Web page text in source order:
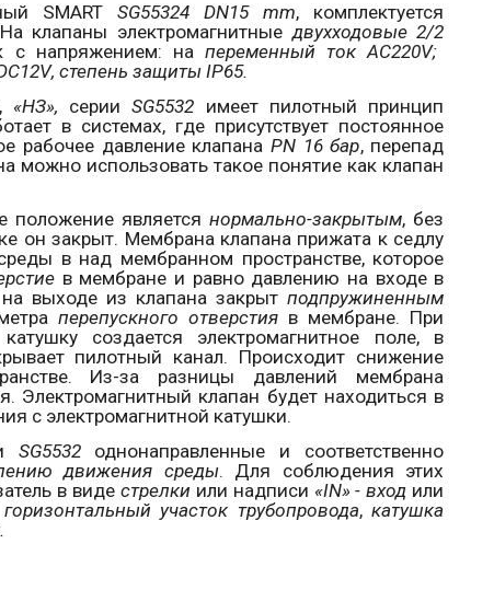
SMART SG55324DN15mm, комплектуется
На клапаны электромагнитныедвухходовые 2/2
с напряжением: на переменный токAC220V;
12V, степень защитыIP65.
«НЗ», серииSG5532 имеет пилотный принцип
в системах, где присутствует постоянное
рабочее давление клапанаPN 16 бар, перепад
можно использовать такое понятие как клапан
положение являетсянормально-закрытым, без
он закрыт. Мембрана клапана прижата к седлу
в над мембранном пространстве, которое
в мембране и равно давлению на входе в
выходе из клапана закрытподпружиненным
перепускного отверстия в мембране. При
создается электромагнитное поле, в
пилотный канал. Происходит снижение
Из-за разницы давлений мембрана
Электромагнитный клапан будет находиться в
с электромагнитной катушки.
SG5532однонаправленные и соответственно
движения среды. Для соблюдения этих
в виде стрелки или надписи «IN» - вход или
горизонтальный участок трубопровода,катушка